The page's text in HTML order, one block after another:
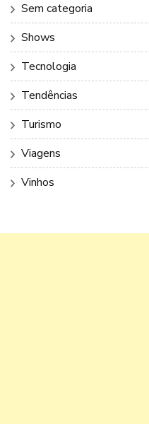
Sem categoria
Shows
Tecnologia
Tendências
Turismo
Viagens
Vinhos